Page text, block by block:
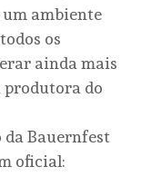
ambiente
os
ainda mais
produtora do
da Bauernfest
oficial: